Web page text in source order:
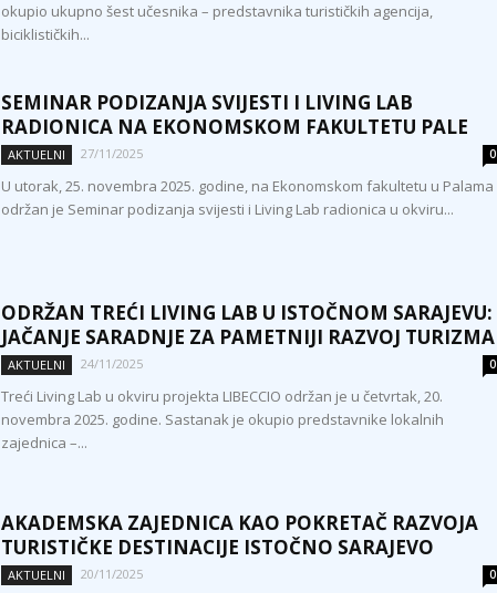
okupio ukupno šest učesnika – predstavnika turističkih agencija,
biciklističkih...
SEMINAR PODIZANJA SVIJESTI I LIVING LAB
RADIONICA NA EKONOMSKOM FAKULTETU PALE
AKTUELNI 27/11/2025 0
U utorak, 25. novembra 2025. godine, na Ekonomskom fakultetu u Palama
održan je Seminar podizanja svijesti i Living Lab radionica u okviru...
ODRŽAN TREĆI LIVING LAB U ISTOČNOM SARAJEVU:
JAČANJE SARADNJE ZA PAMETNIJI RAZVOJ TURIZMA
AKTUELNI 24/11/2025 0
Treći Living Lab u okviru projekta LIBECCIO održan je u četvrtak, 20.
novembra 2025. godine. Sastanak je okupio predstavnike lokalnih
zajednica –...
AKADEMSKA ZAJEDNICA KAO POKRETAČ RAZVOJA
TURISTIČKE DESTINACIJE ISTOČNO SARAJEVO
AKTUELNI 20/11/2025 0